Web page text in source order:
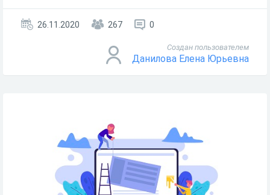
26.11.2020 267 0
Создан пользователем
Данилова Елена Юрьевна